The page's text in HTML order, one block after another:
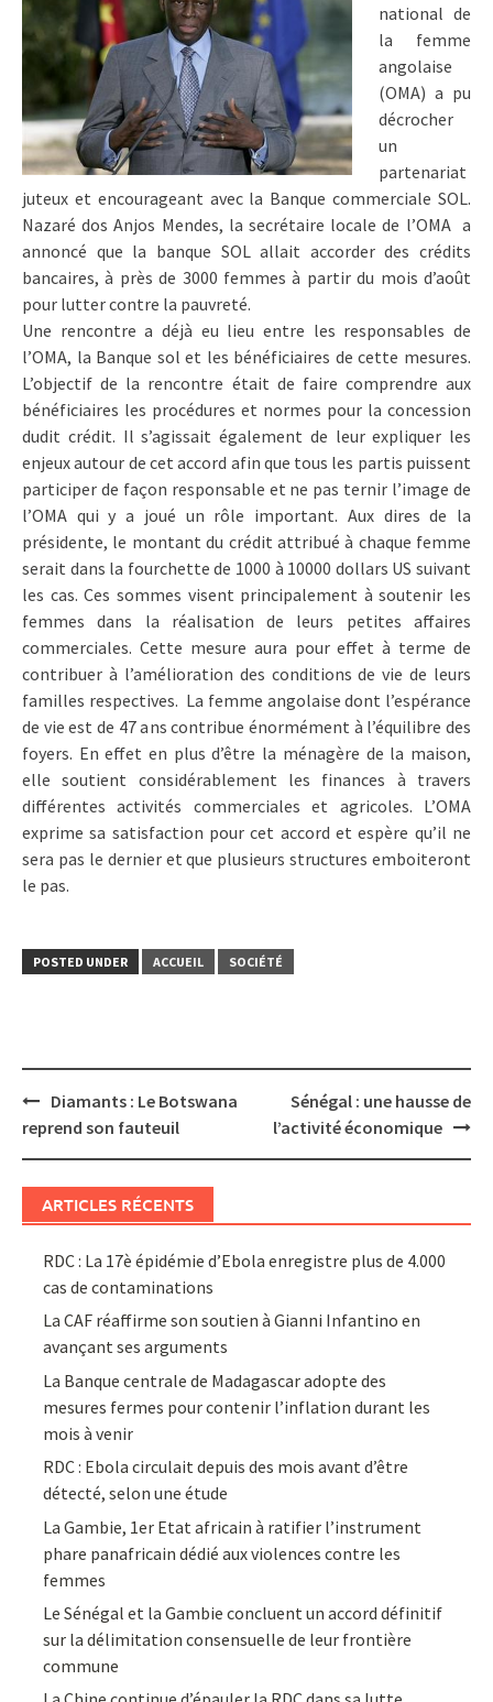
national de
la femme
angolaise
(OMA) a pu
décrocher
un
partenariat
juteux et encourageant avec la Banque commerciale SOL.
Nazaré dos Anjos Mendes, la secrétaire locale de l’OMA a
annoncé que la banque SOL allait accorder des crédits
bancaires, à près de 3000 femmes à partir du mois d’août
pour lutter contre la pauvreté.
Une rencontre a déjà eu lieu entre les responsables de
l’OMA, la Banque sol et les bénéficiaires de cette mesures.
L’objectif de la rencontre était de faire comprendre aux
bénéficiaires les procédures et normes pour la concession
dudit crédit. Il s’agissait également de leur expliquer les
enjeux autour de cet accord afin que tous les partis puissent
participer de façon responsable et ne pas ternir l’image de
l’OMA qui y a joué un rôle important. Aux dires de la
présidente, le montant du crédit attribué à chaque femme
serait dans la fourchette de 1000 à 10000 dollars US suivant
les cas. Ces sommes visent principalement à soutenir les
femmes dans la réalisation de leurs petites affaires
commerciales. Cette mesure aura pour effet à terme de
contribuer à l’amélioration des conditions de vie de leurs
familles respectives. La femme angolaise dont l’espérance
de vie est de 47 ans contribue énormément à l’équilibre des
foyers. En effet en plus d’être la ménagère de la maison,
elle soutient considérablement les finances à travers
différentes activités commerciales et agricoles. L’OMA
exprime sa satisfaction pour cet accord et espère qu’il ne
sera pas le dernier et que plusieurs structures emboiteront
le pas.
POSTED UNDER ACCUEIL SOCIÉTÉ
Post
navigation
Diamants : Le Botswana
reprend son fauteuil
Sénégal : une hausse de
l’activité économique
ARTICLES RÉCENTS
RDC : La 17è épidémie d’Ebola enregistre plus de 4.000
cas de contaminations
La CAF réaffirme son soutien à Gianni Infantino en
avançant ses arguments
La Banque centrale de Madagascar adopte des
mesures fermes pour contenir l’inflation durant les
mois à venir
RDC : Ebola circulait depuis des mois avant d’être
détecté, selon une étude
La Gambie, 1er Etat africain à ratifier l’instrument
phare panafricain dédié aux violences contre les
femmes
Le Sénégal et la Gambie concluent un accord définitif
sur la délimitation consensuelle de leur frontière
commune